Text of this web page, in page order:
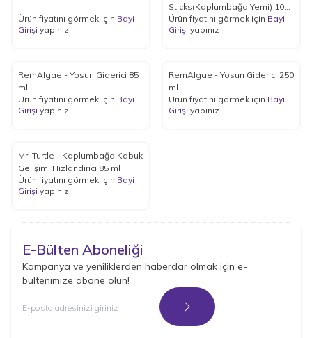
Ürün fiyatını görmek için Bayi
Girişi yapınız
Sticks(Kaplumbağa Yemi) 1000
ml
Ürün fiyatını görmek için Bayi
Girişi yapınız
RemAlgae - Yosun Giderici 85
ml
Ürün fiyatını görmek için Bayi
Girişi yapınız
RemAlgae - Yosun Giderici 250
ml
Ürün fiyatını görmek için Bayi
Girişi yapınız
Mr. Turtle - Kaplumbağa Kabuk
Gelişimi Hızlandırıcı 85 ml
Ürün fiyatını görmek için Bayi
Girişi yapınız
E-Bülten Aboneliği
Kampanya ve yeniliklerden haberdar olmak için e-
bültenimize abone olun!
Kayıt Ol